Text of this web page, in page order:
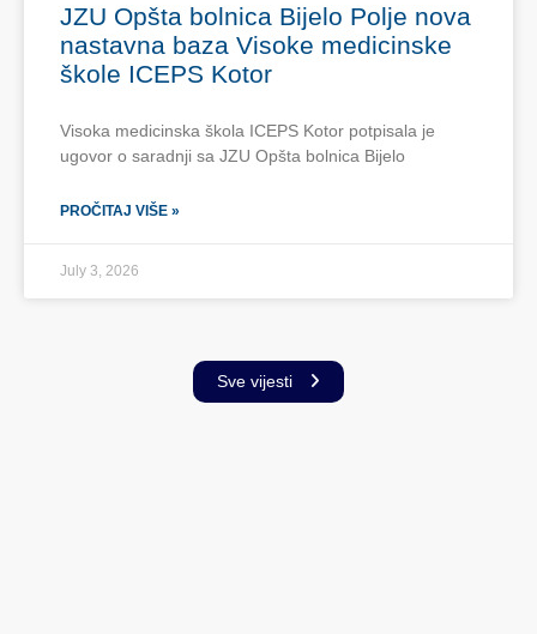
JZU Opšta bolnica Bijelo Polje nova
nastavna baza Visoke medicinske
škole ICEPS Kotor
Visoka medicinska škola ICEPS Kotor potpisala je
ugovor o saradnji sa JZU Opšta bolnica Bijelo
PROČITAJ VIŠE »
July 3, 2026
Sve vijesti